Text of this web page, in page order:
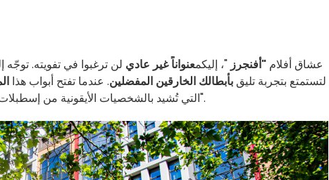
عشاق أفلام "أفنجرز "، إليكمعنواناً غير عادي لن ترغبوا في تفويته. توجّه
لتستمتع بتجربة تليقبأبطالك الخارقين المفضلين. عندما تفتح أبواب هذا
التي تُشيد بالشخصيات الأيقونية من".